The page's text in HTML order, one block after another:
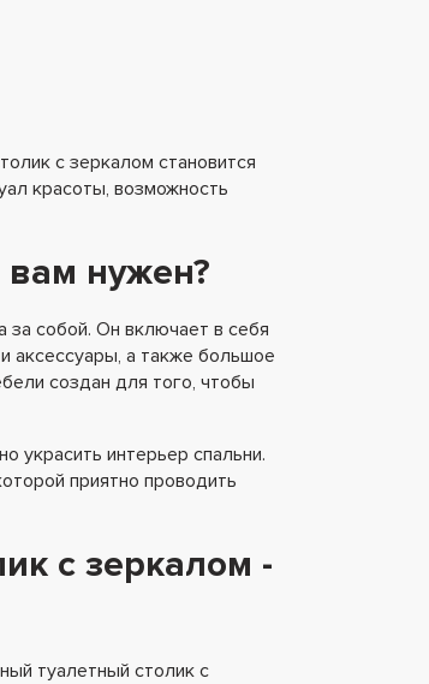
с зеркалом становится
красоты, возможность
вам нужен?
за собой. Он включает в себя
аксессуары, а также большое
создан для того, чтобы
украсить интерьер спальни.
приятно проводить
с зеркалом -
туалетный столик с